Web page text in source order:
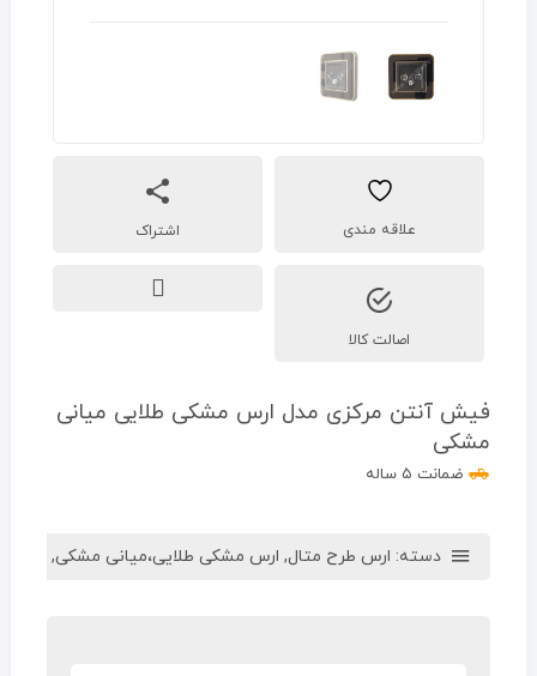
اشتراک
اصالت کالا
فیش آنتن مرکزی مدل ارس مشکی طلایی میانی
مشکی
ضمانت ۵ ساله
دسته: ارس طرح متال, ارس مشکی طلایی،میانی مشکی,